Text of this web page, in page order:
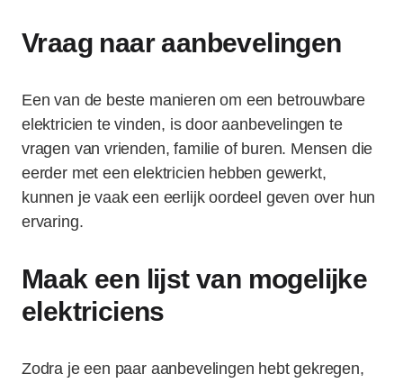
Vraag naar aanbevelingen
Een van de beste manieren om een betrouwbare
elektricien te vinden, is door aanbevelingen te
vragen van vrienden, familie of buren. Mensen die
eerder met een elektricien hebben gewerkt,
kunnen je vaak een eerlijk oordeel geven over hun
ervaring.
Maak een lijst van mogelijke
elektriciens
Zodra je een paar aanbevelingen hebt gekregen,